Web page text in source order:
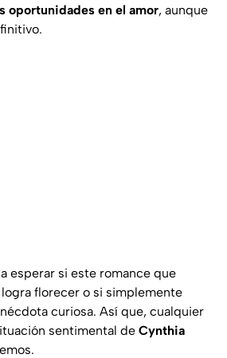
oportunidades en el amor, aunque
esperar si este romance que
florecer o si simplemente
curiosa. Así que, cualquier
sentimental de Cynthia